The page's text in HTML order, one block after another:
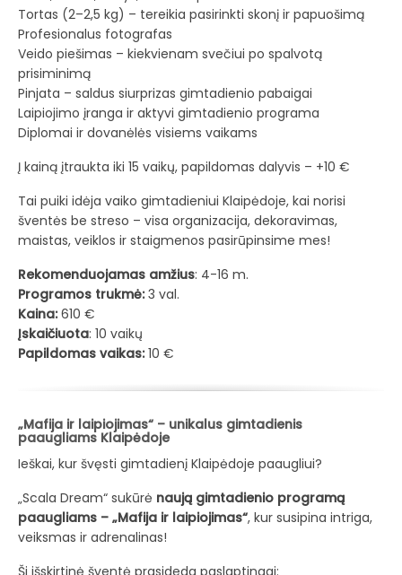
Tortas (2–2,5 kg) – tereikia pasirinkti skonį ir papuošimą
Profesionalus fotografas
Veido piešimas – kiekvienam svečiui po spalvotą
prisiminimą
Pinjata – saldus siurprizas gimtadienio pabaigai
Laipiojimo įranga ir aktyvi gimtadienio programa
Diplomai ir dovanėlės visiems vaikams
Į kainą įtraukta iki 15 vaikų, papildomas dalyvis – +10 €
Tai puiki idėja vaiko gimtadieniui Klaipėdoje, kai norisi
šventės be streso – visa organizacija, dekoravimas,
maistas, veiklos ir staigmenos pasirūpinsime mes!
Rekomenduojamas amžius: 4-16 m.
Programos trukmė:3 val.
Kaina:610 €
Įskaičiuota: 10 vaikų
Papildomas vaikas:10 €
„Mafija ir laipiojimas“ – unikalus gimtadienis
paaugliams Klaipėdoje
Ieškai, kur švęsti gimtadienį Klaipėdoje paaugliui?
„Scala Dream“ sukūrė naują gimtadienio programą
paaugliams – „Mafija ir laipiojimas“, kur susipina intriga,
veiksmas ir adrenalinas!